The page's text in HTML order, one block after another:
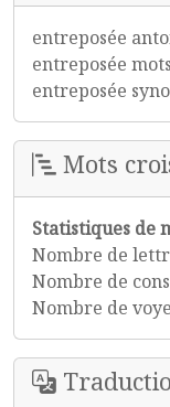
entreposée
entreposée
entreposée
Mots
Statistiques de
Nombre de
Nombre de
Nombre de